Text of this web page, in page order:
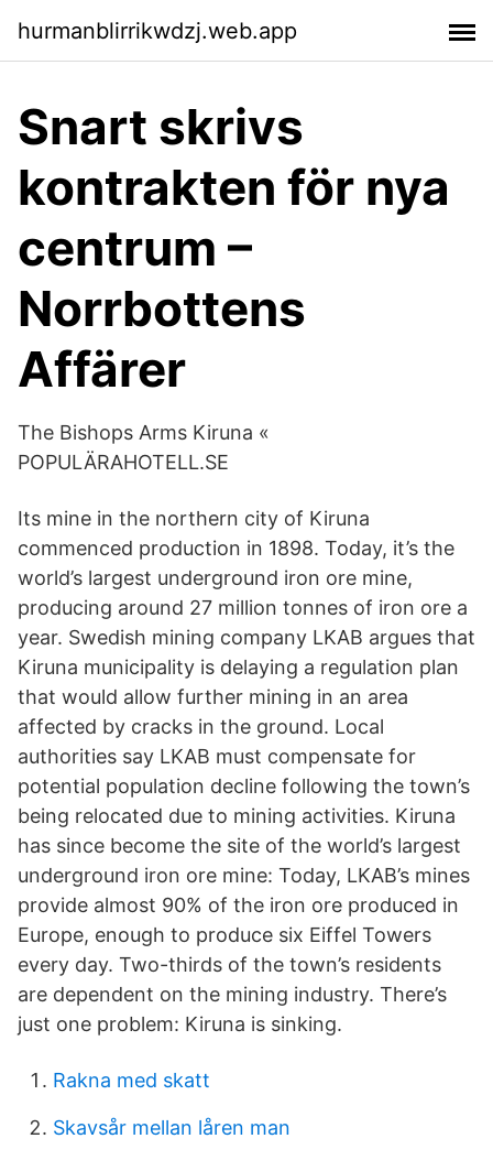
hurmanblirrikwdzj.web.app
Snart skrivs
kontrakten för nya
centrum –
Norrbottens
Affärer
The Bishops Arms Kiruna «
POPULÄRAHOTELL.SE
Its mine in the northern city of Kiruna
commenced production in 1898. Today, it’s the
world’s largest underground iron ore mine,
producing around 27 million tonnes of iron ore a
year. Swedish mining company LKAB argues that
Kiruna municipality is delaying a regulation plan
that would allow further mining in an area
affected by cracks in the ground. Local
authorities say LKAB must compensate for
potential population decline following the town’s
being relocated due to mining activities. Kiruna
has since become the site of the world’s largest
underground iron ore mine: Today, LKAB’s mines
provide almost 90% of the iron ore produced in
Europe, enough to produce six Eiffel Towers
every day. Two-thirds of the town’s residents
are dependent on the mining industry. There’s
just one problem: Kiruna is sinking.
Rakna med skatt
Skavsår mellan låren man